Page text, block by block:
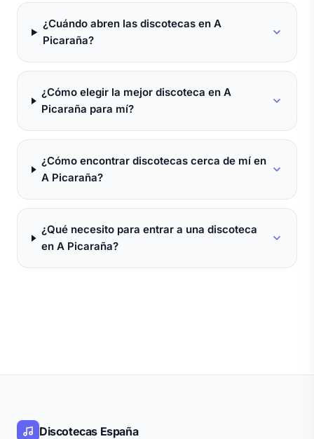
¿Cuándo abren las discotecas en A
Picaraña?
¿Cómo elegir la mejor discoteca en A
Picaraña para mí?
¿Cómo encontrar discotecas cerca de mí en
A Picaraña?
¿Qué necesito para entrar a una discoteca
en A Picaraña?
Discotecas España